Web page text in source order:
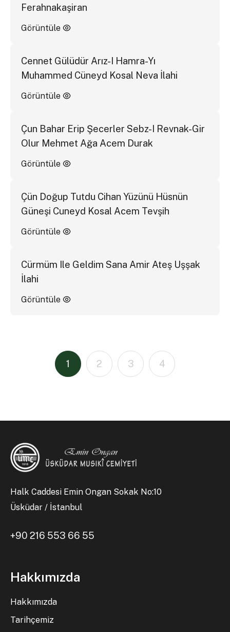
Ferahnakaşiran
Görüntüle
Cennet Gülüdür Arız-I Hamra-Yı
Muhammed Cüneyd Kosal Neva İlahi
Görüntüle
Çun Bahar Erip Şecerler Sebz-I Revnak-Gir
Olur Mehmet Ağa Acem Durak
Görüntüle
Çün Doğup Tutdu Cihan Yüzünü Hüsnün
Güneşi Cuneyd Kosal Acem Tevşih
Görüntüle
Cürmüm Ile Geldim Sana Amir Ateş Uşşak
İlahi
Görüntüle
1 2 3 4
Halk Caddesi Emin Ongan Sokak No:10
Üsküdar / İstanbul
+90 216 553 66 55
Hakkımızda
Hakkımızda
Tarihçemiz